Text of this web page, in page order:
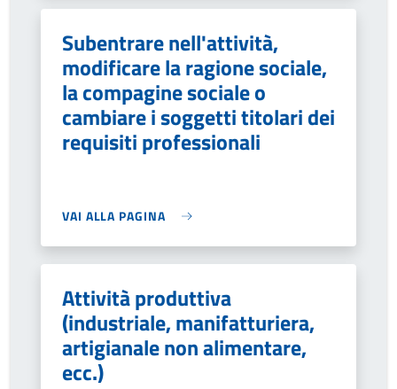
Subentrare nell'attività,
modificare la ragione sociale,
la compagine sociale o
cambiare i soggetti titolari dei
requisiti professionali
VAI ALLA PAGINA
Attività produttiva
(industriale, manifatturiera,
artigianale non alimentare,
ecc.)